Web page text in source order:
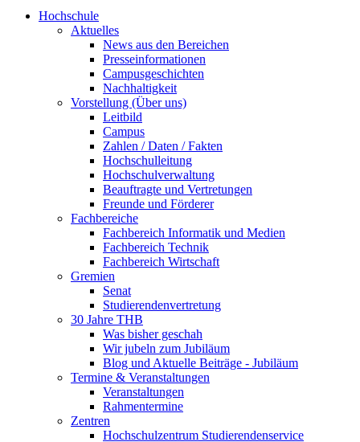
Hochschule
Aktuelles
News aus den Bereichen
Presseinformationen
Campusgeschichten
Nachhaltigkeit
Vorstellung (Über uns)
Leitbild
Campus
Zahlen / Daten / Fakten
Hochschulleitung
Hochschulverwaltung
Beauftragte und Vertretungen
Freunde und Förderer
Fachbereiche
Fachbereich Informatik und Medien
Fachbereich Technik
Fachbereich Wirtschaft
Gremien
Senat
Studierendenvertretung
30 Jahre THB
Was bisher geschah
Wir jubeln zum Jubiläum
Blog und Aktuelle Beiträge - Jubiläum
Termine & Veranstaltungen
Veranstaltungen
Rahmentermine
Zentren
Hochschulzentrum Studierendenservice